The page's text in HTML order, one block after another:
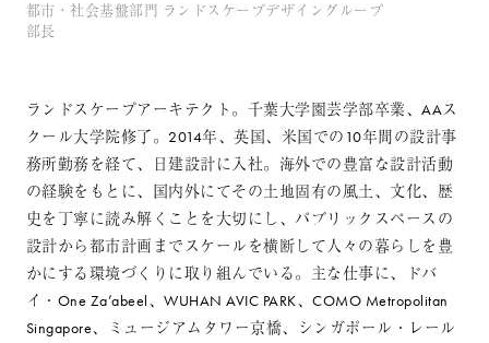
都市・社会基盤部門 ランドスケープデザイングループ
部長
ランドスケープアーキテクト。千葉大学園芸学部卒業、AAス
クール大学院修了。2014年、英国、米国での10年間の設計事
務所勤務を経て、日建設計に入社。海外での豊富な設計活動
の経験をもとに、国内外にてその土地固有の風土、文化、歴
史を丁寧に読み解くことを大切にし、パブリックスペースの
設計から都市計画までスケールを横断して人々の暮らしを豊
かにする環境づくりに取り組んでいる。主な仕事に、ドバ
イ・One Za’abeel、WUHAN AVIC PARK、COMO Metropolitan
Singapore、ミュージアムタワー京橋、シンガポール・レール